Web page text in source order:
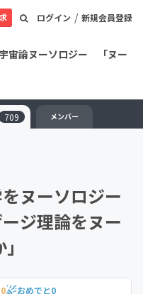
ログイン / 新規会員登録
宙論ヌーソロジー 「ヌー
709 メンバー
ヌーソロジー
ジ理論をヌー
0 おめでと0